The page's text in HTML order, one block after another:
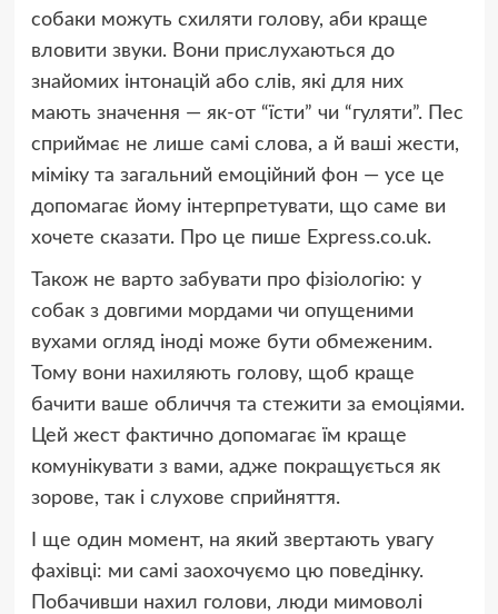
собаки можуть схиляти голову, аби краще
вловити звуки. Вони прислухаються до
знайомих інтонацій або слів, які для них
мають значення — як-от “їсти” чи “гуляти”. Пес
сприймає не лише самі слова, а й ваші жести,
міміку та загальний емоційний фон — усе це
допомагає йому інтерпретувати, що саме ви
хочете сказати. Про це пише Express.co.uk.
Також не варто забувати про фізіологію: у
собак з довгими мордами чи опущеними
вухами огляд іноді може бути обмеженим.
Тому вони нахиляють голову, щоб краще
бачити ваше обличчя та стежити за емоціями.
Цей жест фактично допомагає їм краще
комунікувати з вами, адже покращується як
зорове, так і слухове сприйняття.
І ще один момент, на який звертають увагу
фахівці: ми самі заохочуємо цю поведінку.
Побачивши нахил голови, люди мимоволі